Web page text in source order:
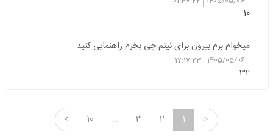
10
میخوام برم بیرون برای نیتم چی بخرم راهنمایی کنید
1405/05/06
17:17:23
32
>
1
2
3
...
10
<